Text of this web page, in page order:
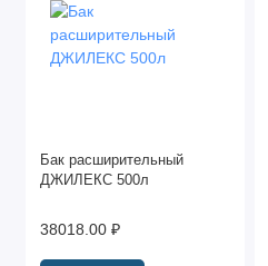
Бак расширительный
ДЖИЛЕКС 500л
38018.00 ₽